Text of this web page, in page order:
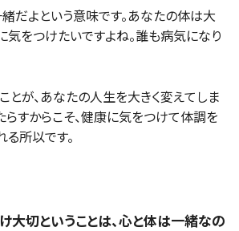
だよという意味です。あなたの体は大
気をつけたいですよね。誰も病気になり
とが、あなたの人生を大きく変えてしま
らすからこそ、健康に気をつけて体調を
る所以です。
大切ということは、心と体は一緒なの